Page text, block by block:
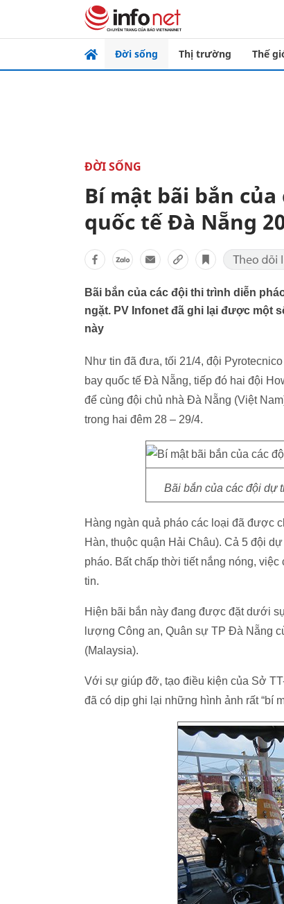
Đời sống Thị trường Thế
ĐỜI SỐNG
Bí mật bãi bắn
quốc tế Đà Nẵng
Bãi bắn của các đội thi trình diễn
ngặt. PV Infonet đã ghi lại được một
này
Như tin đã đưa, tối 21/4, đội
bay quốc tế Đà Nẵng, tiếp đó hai đội
để cùng đội chủ nhà Đà Nẵng (Việt
trong hai đêm 28 – 29/4.
Bãi bắn của các đội dự
Hàng ngàn quả pháo các loại đã được
Hàn, thuộc quận Hải Châu). Cả 5 đội
pháo. Bất chấp thời tiết nắng nóng,
tin.
Hiện bãi bắn này đang được đặt dưới
lượng Công an, Quân sự TP Đà Nẵng
(Malaysia).
Với sự giúp đỡ, tạo điều kiện của Sở
đã có dịp ghi lại những hình ảnh rất “bí